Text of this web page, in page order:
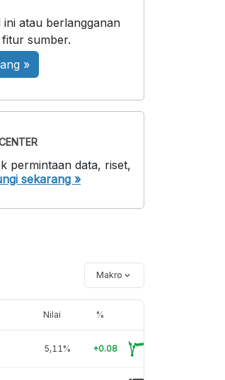
ini atau berlangganan
sumber.
»
permintaan data, riset,
sekarang »
Makro
Nilai %
5,11% +0.08